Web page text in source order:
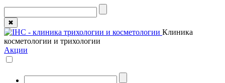
✖
Клиника
косметологии и трихологии
Акции